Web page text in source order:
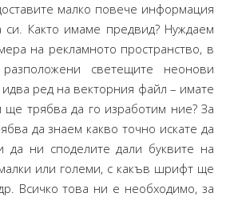
малко повече информация
си. Както имаме предвид? Нуждаем
на рекламното пространство, в
светещите неонови
ред на векторния файл – имате
ще трябва да го изработим ние? За
да знаем какво точно искате да
да ни споделите дали буквите на
или големи, с какъв шрифт ще
Всичко това ни е необходимо, за